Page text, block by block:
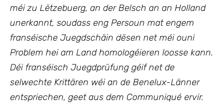
méi zu Lëtzebuerg, an der Belsch an an Holland
unerkannt, soudass eng Persoun mat engem
franséische Juegdschäin dësen net méi ouni
Problem hei am Land homologéieren loosse kann.
Déi franséisch Juegdprüfung géif net de
selwechte Krittären wéi an de Benelux-Länner
entspriechen, geet aus dem Communiqué ervir.